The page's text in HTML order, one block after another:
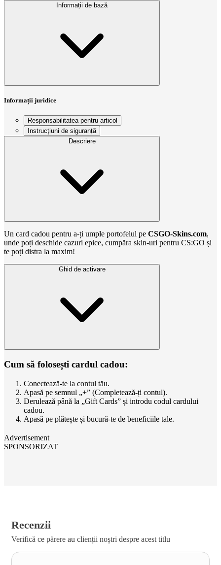
Informații de bază
Informații juridice
Responsabilitatea pentru articol
Instrucțiuni de siguranță
Descriere
Un card cadou pentru a-ți umple portofelul pe CSGO-Skins.com,
unde poți deschide cazuri epice, cumpăra skin-uri pentru CS:GO și
te poți distra la maxim!
Ghid de activare
Cum să folosești cardul cadou:
Conectează-te la contul tău.
Apasă pe semnul „+” (Completează-ți contul).
Derulează până la „Gift Cards” și introdu codul cardului
cadou.
Apasă pe plătește și bucură-te de beneficiile tale.
Advertisement
SPONSORIZAT
Recenzii
Verifică ce părere au clienții noștri despre acest titlu